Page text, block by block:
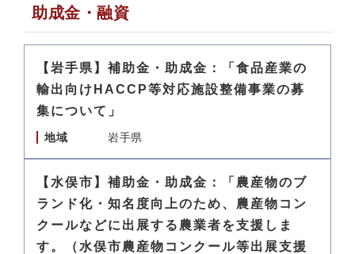
助成金・融資
【岩手県】補助金・助成金：「食品産業の
輸出向けHACCP等対応施設整備事業の募
集について」
地域 岩手県
【水俣市】補助金・助成金：「農産物のブ
ランド化・知名度向上のため、農産物コン
クールなどに出展する農業者を支援しま
す。（水俣市農産物コンクール等出展支援